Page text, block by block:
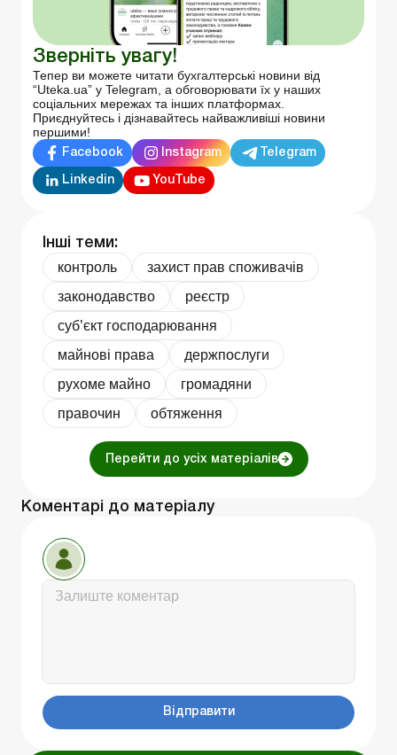
Зверніть увагу!
Тепер ви можете читати бухгалтерські новини від
“Uteka.ua” у Telegram, а обговорювати їх у наших
соціальних мережах та інших платформах.
Приєднуйтесь і дізнавайтесь найважливіші новини
першими!
Facebook Instagram Telegram
Linkedin YouTube
Інші теми:
контроль
захист прав споживачів
законодавство
реєстр
суб’єкт господарювання
майнові права
держпослуги
рухоме майно
громадяни
правочин
обтяження
Перейти до усіх матеріалів
Коментарі до матеріалу
Відправити